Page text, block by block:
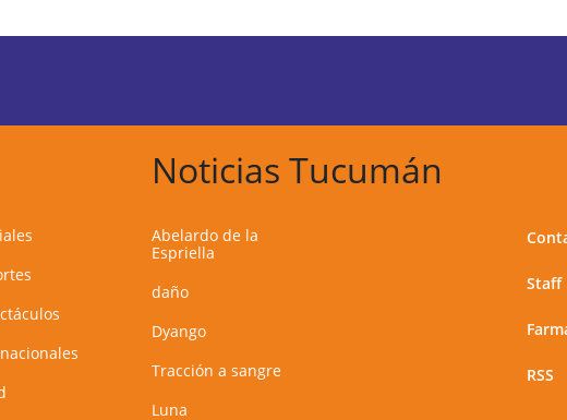
Noticias Tucumán
Abelardo de la
Espriella
daño
Dyango
Tracción a sangre
Luna
Staff
RSS